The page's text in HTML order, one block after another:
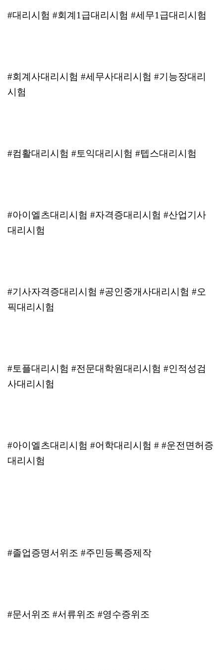
#대리시험 #회계1급대리시험 #세무1급대리시험
#회계사대리시험 #세무사대리시험 #기능장대리
시험
#컴활대리시험 #토익대리시험 #텝스대리시험
#아이엘츠대리시험 #자격증대리시험 #산업기사
대리시험
#기사자격증대리시험 #공인중개사대리시험 #오
픽대리시험
#토플대리시험 #전문대학원대리시험 #인적성검
사대리시험
#아이엘츠대리시험 #어학대리시험 # #운전면허증
대리시험
#졸업증명서위조 #주민등록증제작
#문서위조 #서류위조 #영수증위조